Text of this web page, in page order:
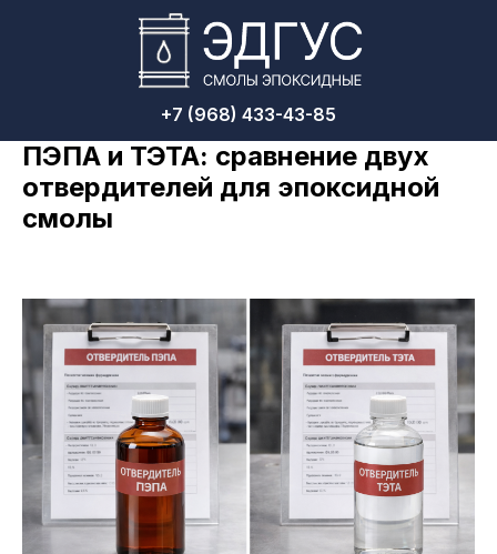
+7 (968) 433-43-85
ПЭПА и ТЭТА: сравнение двух
отвердителей для эпоксидной
смолы